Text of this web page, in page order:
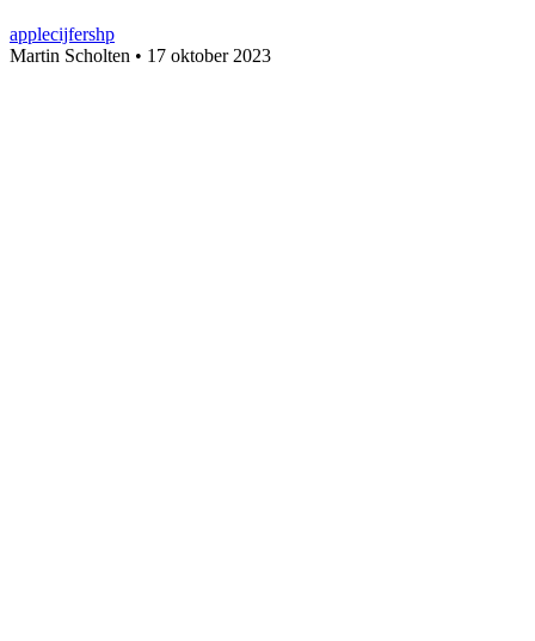
applecijfershp
Martin Scholten • 17 oktober 2023